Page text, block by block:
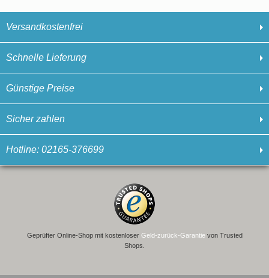
Versandkostenfrei
Schnelle Lieferung
Günstige Preise
Sicher zahlen
Hotline: 02165-376699
Geprüfter Online-Shop mit kostenloser Geld-zurück-Garantievon Trusted
Shops.